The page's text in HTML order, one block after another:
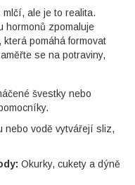
ale je to realita.
hormonů zpomaluje
, která pomáhá formovat
se na potraviny,
švestky nebo
nebo vodě vytvářejí sliz,
Okurky, cukety a dýně